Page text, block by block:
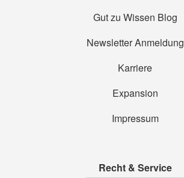
Gut zu Wissen Blog
Newsletter Anmeldung
Karriere
Expansion
Impressum
Recht & Service